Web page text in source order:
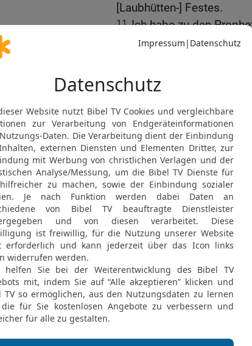
[Laubhütten-] Festes.
11 Ich habe zu den
gegeben und durch die
Sind sie in Gilead
zunichtewerden; haben
auch ihre Altäre wie
werden!
13
Als Jakob in das
eine Frau; um eine Frau
14 So hat der HERR
heraufgeführt und es
15 Ephraim hat ihn bitter
ihn werfen, und sein
vergelten.